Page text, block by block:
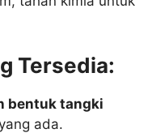
Tersedia:
bentuk tangki
ada.